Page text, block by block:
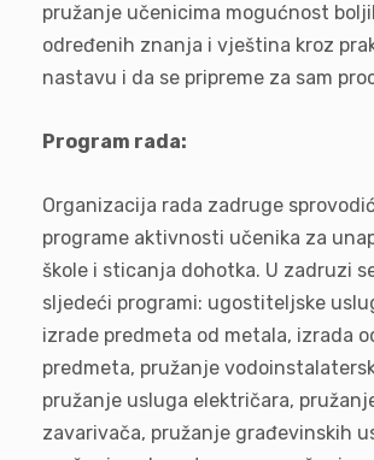
pružanje učenicima mogućnost
određenih znanja i vještina kroz
nastavu i da se pripreme za sam
Program rada:
Organizacija rada zadruge
programe aktivnosti učenika za
škole i sticanja dohotka. U zadruzi
sljedeći programi: ugostiteljske
izrade predmeta od metala, izrada
predmeta, pružanje
pružanje usluga električara,
zavarivača, pružanje građevinskih